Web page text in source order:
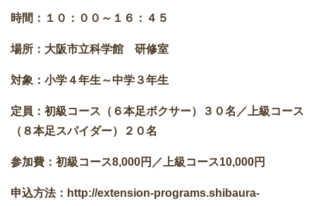
時間：１０：００～１６：４５
場所：大阪市立科学館 研修室
対象：小学４年生～中学３年生
定員：初級コース（６本足ボクサー）３０名／上級コース
（８本足スパイダー）２０名
参加費：初級コース8,000円／上級コース10,000円
申込方法：http://extension-programs.shibaura-